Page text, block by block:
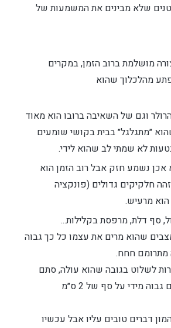
שלא מבינים את המשמעות של
מושלמת ברוב הזמן, במקרים
מהלכלוך שהוא
וגם של השאיבה ברובו הוא מאוד
״מתגלגל״ בבית בקושי שומעים
לא שמתי לב שהוא לידי.
אכן נשמע חזק אבל רוב הזמן הוא
חלקיקים גדולים (פונקציה
מרעיש.
סף דלת, מרפסת בקלילות...
שהוא מרים את עצמו כל כך גבוה
מתרומם חחח.
לשלוט בגובה שהוא עולה, סתם
לפעמים מתרומם גבוה מידי על סף של 2 ס״מ
דברים טובים עליו אבל עכשיו